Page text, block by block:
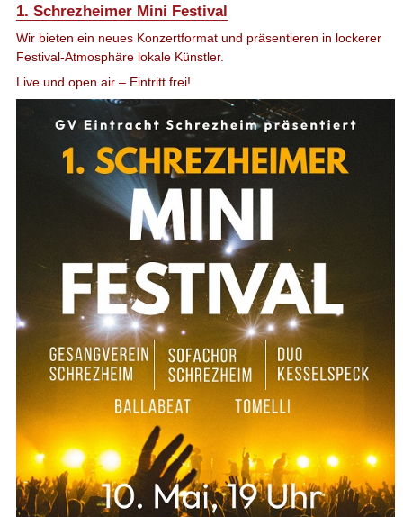
1. Schrezheimer Mini Festival
Wir bieten ein neues Konzertformat und präsentieren in lockerer
Festival-Atmosphäre lokale Künstler.
Live und open air – Eintritt frei!